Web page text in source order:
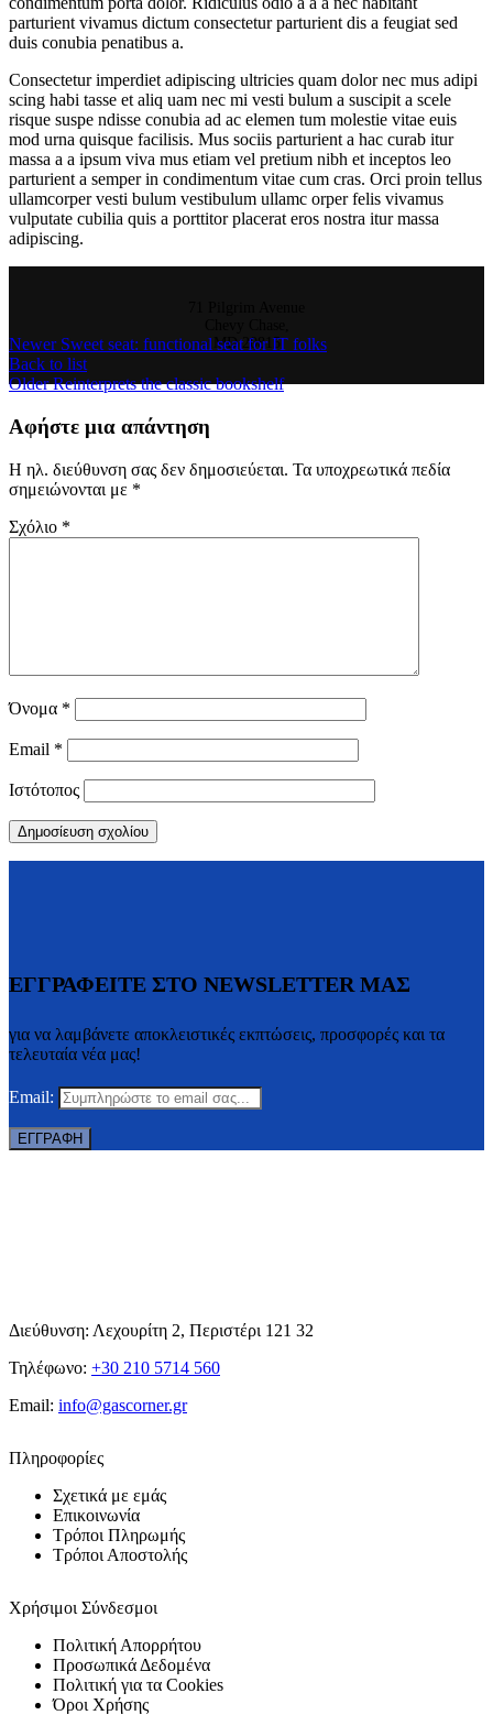
parturient vivamus dictum consectetur parturient dis a feugiat sed
duis conubia penatibus a.
Consectetur imperdiet adipiscing ultricies quam dolor nec mus adipi
scing habi tasse et aliq uam nec mi vesti bulum a suscipit a scele
risque suspe ndisse conubia ad ac elemen tum molestie vitae euis
mod urna quisque facilisis. Mus sociis parturient a hac curab itur
massa a a ipsum viva mus etiam vel pretium nibh et inceptos leo
parturient a semper in condimentum vitae cum cras. Orci proin tellus
ullamcorper vesti bulum vestibulum ullamc orper felis vivamus
vulputate cubilia quis a porttitor placerat eros nostra itur massa
adipiscing.
MD 20815
Newer Sweet seat: functional seat for IT folks
Back to list
Older Reinterprets the classic bookshelf
Αφήστε μια απάντηση
Η ηλ. διεύθυνση σας δεν δημοσιεύεται. Τα υποχρεωτικά πεδία
σημειώνονται με *
Σχόλιο *
Όνομα *
Email *
Ιστότοπος
ΕΓΓΡΑΦΕΙΤΕ ΣΤΟ NEWSLETTER ΜΑΣ
για να λαμβάνετε αποκλειστικές εκπτώσεις, προσφορές και τα
τελευταία νέα μας!
Email:
Διεύθυνση: Λεχουρίτη 2, Περιστέρι 121 32
Τηλέφωνο: +30 210 5714 560
Email: info@gascorner.gr
Πληροφορίες
Σχετικά με εμάς
Επικοινωνία
Τρόποι Πληρωμής
Τρόποι Αποστολής
Χρήσιμοι Σύνδεσμοι
Πολιτική Απορρήτου
Προσωπικά Δεδομένα
Πολιτική για τα Cookies
Όροι Χρήσης